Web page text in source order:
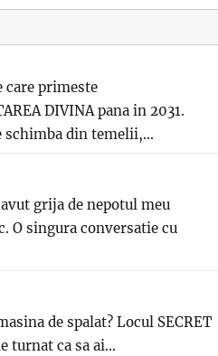
care primeste
DIVINA pana in 2031.
schimba din temelii,...
grija de nepotul meu
O singura conversatie cu
de spalat? Locul SECRET
turnat ca sa ai...